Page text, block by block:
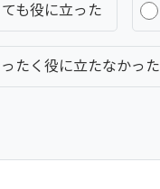
ても役に立った
ったく役に立たなかった